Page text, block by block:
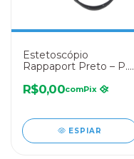
Estetoscópio
Rappaport Preto – P.A.
R$0,00comPix
ESPIAR